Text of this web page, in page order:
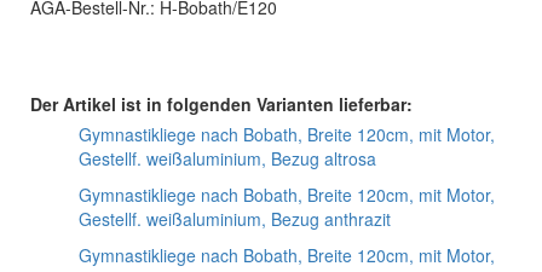
AGA-Bestell-Nr.: H-Bobath/E120
Der Artikel ist in folgenden Varianten lieferbar:
Gymnastikliege nach Bobath, Breite 120cm, mit Motor,
Gestellf. weißaluminium, Bezug altrosa
Gymnastikliege nach Bobath, Breite 120cm, mit Motor,
Gestellf. weißaluminium, Bezug anthrazit
Gymnastikliege nach Bobath, Breite 120cm, mit Motor,